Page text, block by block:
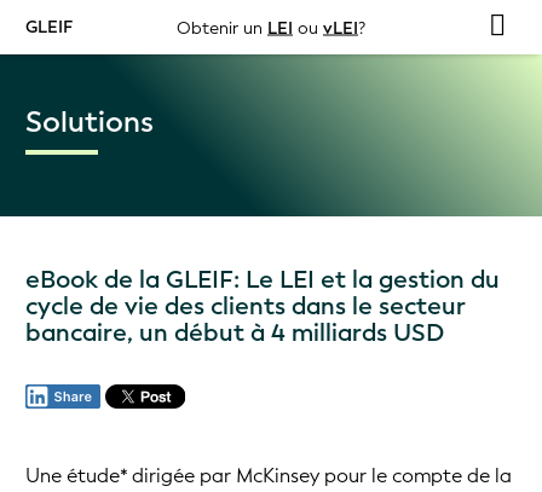
GLEIF Obtenir un LEI ou vLEI?
Solutions
eBook de la GLEIF: Le LEI et la gestion du
cycle de vie des clients dans le secteur
bancaire, un début à 4 milliards USD
Une étude* dirigée par McKinsey pour le compte de la